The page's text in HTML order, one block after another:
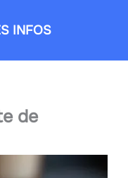
INFOS
de